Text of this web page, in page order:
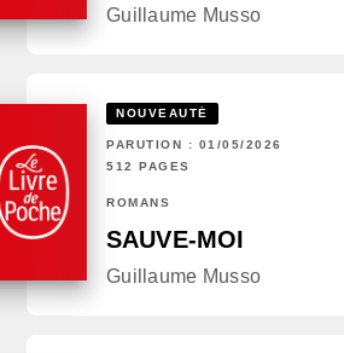
Guillaume Musso
NOUVEAUTÉ
PARUTION : 01/05/2026
512 PAGES
ROMANS
SAUVE-MOI
Guillaume Musso